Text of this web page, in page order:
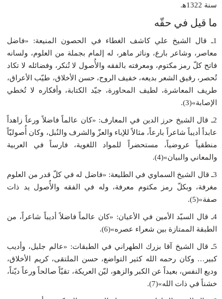
سنة 1322ه‍.
ما قيل في حقّه
1ـ قال الشيخ علي كاشف الغطاء في الحصون المنيعة: «فاضل
معاصر، وشاعر بارع، وناثر ماهر، له إلمام بجملة من العلوم، ولسانه
فاتح كلّ رمز مكتوم، ومعرفته بالفقه والأُصول لا تُنكر، وفضائله لا تكاد
تُحصر، رقيق الشعر بديعه، خفيف الروح، حسن الأخلاق، طيّب الأعراق،
طريف المعاشرة، لطيف المحاورة، جيّد الكتابة، وأفكاره لا تُخطي
الإصابة»(3).
2ـ قال الشيخ حرز الدين في المعارف: «كان عالماً فاضلاً ورعاً زاهداً
عابداً أديباً شاعراً بارعاً، مثالاً للإباء والعزّ والشرف والنُبل، وكان أُصوليّاً
منطقياً عروضياً، مستحضراً للمواد اللغوية، فارساً في العربية
والمعاني والبيان»(4).
3ـ قال الشيخ السماوي في الطليعة: «فاضل له في كلّ قدر من العلوم
مغرفة، وبكلّ رمز مكتوم معرفة، وله في الفقه والأُصول يد ذات
صفة»(5).
4ـ قال السيّد الأمين في الأعيان: «كان عالماً فاضلاً أديباً شاعراً، من
الطبقة الممتازة بين شعراء عصره»(6).
5ـ قال الشيخ آقا بزرك الطهراني في الطبقات: «عالم جليل، وأديب
كبير… وكان رحمه الله كثير التواضع، حسن الملتقى، كريم الأخلاق،
وديع النفس، بعيداً عن الكبر والزهو، ليّن العريكة، تقيّاً صالحاً ورعاً ديّناً،
خشناً في ذات الله»(7).